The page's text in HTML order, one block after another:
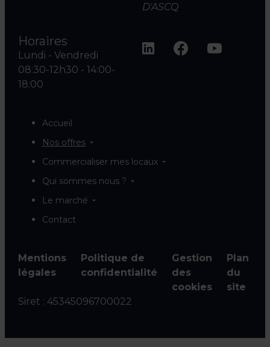
D'ASCQ
Horaires
Lundi - Vendredi
08:30-12h30 - 14:00-
18:00
Accueil
Nos offres
Commercialiser mes locaux
Qui sommes nous ?
Le marché
Contact
Mentions
légales
Politique de
confidentialité
Gestion
des
cookies
Plan
du
site
Siret : 45345096700022